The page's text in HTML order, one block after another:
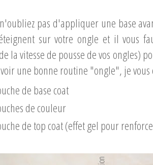
pas d'appliquer une base
sur votre ongle et il vous
la vitesse de pousse de vos ongles)
une bonne routine "ongle", je
de base coat
de couleur
de top coat (effet gel pour